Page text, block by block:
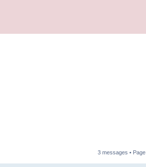
3 messages • Page